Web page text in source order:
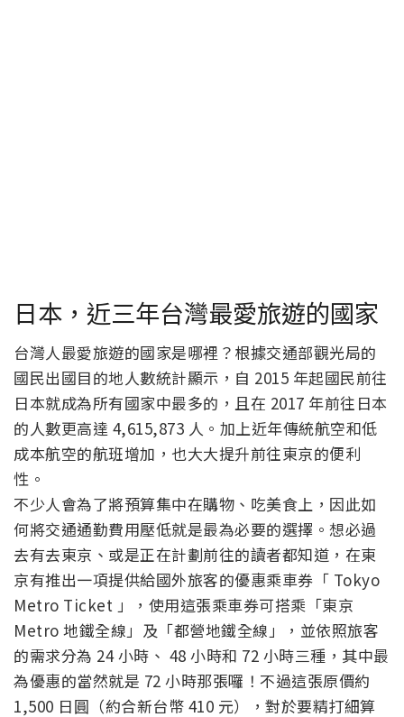
日本，近三年台灣最愛旅遊的國家
台灣人最愛旅遊的國家是哪裡？根據交通部觀光局的
國民出國目的地人數統計顯示，自 2015 年起國民前往
日本就成為所有國家中最多的，且在 2017 年前往日本
的人數更高達 4,615,873 人。加上近年傳統航空和低
成本航空的航班增加，也大大提升前往東京的便利
性。
不少人會為了將預算集中在購物、吃美食上，因此如
何將交通通勤費用壓低就是最為必要的選擇。想必過
去有去東京、或是正在計劃前往的讀者都知道，在東
京有推出一項提供給國外旅客的優惠乘車券「 Tokyo
Metro Ticket 」，使用這張乘車券可搭乘「東京
Metro 地鐵全線」及「都營地鐵全線」，並依照旅客
的需求分為 24 小時、 48 小時和 72 小時三種，其中最
為優惠的當然就是 72 小時那張囉！不過這張原價約
1,500 日圓（約合新台幣 410 元），對於要精打細算